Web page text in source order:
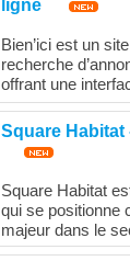
ligne
Bien’ici est un
recherche
offrant une
Square Habitat
Square Habitat
qui se positionne
majeur dans le